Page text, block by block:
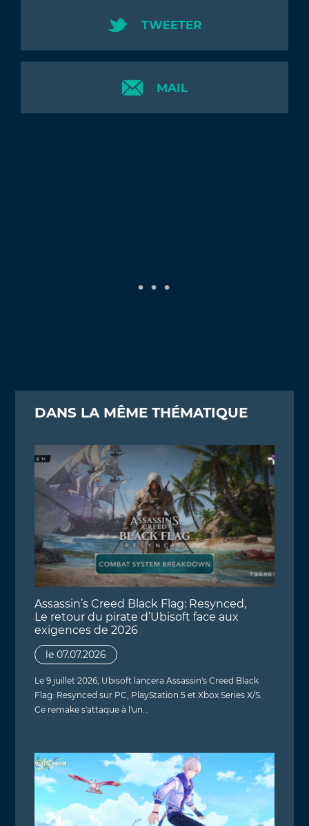
TWEETER
MAIL
DANS LA MÊME THÉMATIQUE
Assassin’s Creed Black Flag: Resynced,
Le retour du pirate d’Ubisoft face aux
exigences de 2026
le 07.07.2026
Le 9 juillet 2026, Ubisoft lancera Assassin's Creed Black
Flag: Resynced sur PC, PlayStation 5 et Xbox Series X/S.
Ce remake s'attaque à l'un…